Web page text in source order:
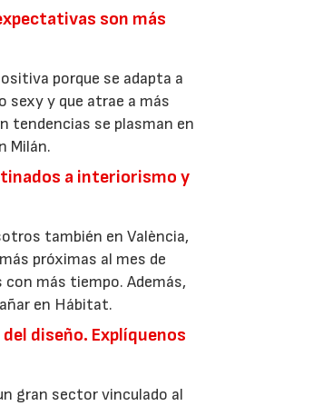
son más
porque se adapta a
sexy y que atrae a más
tendencias se plasman en
Milán.
a interiorismo y
también en València,
próximas al mes de
más tiempo. Además,
en Hábitat.
diseño. Explíquenos
gran sector vinculado al